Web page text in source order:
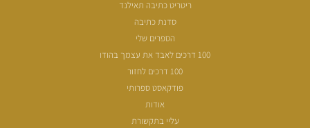
ריטריט כתיבה תאילנד
סדנת כתיבה
הספרים שלי
100 דרכים לאבד את עצמך בהודו
100 דרכים לחזור
פודקאסט ספרותי
אודות
עליי בתקשורת